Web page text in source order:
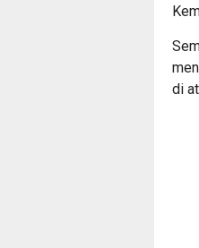
di